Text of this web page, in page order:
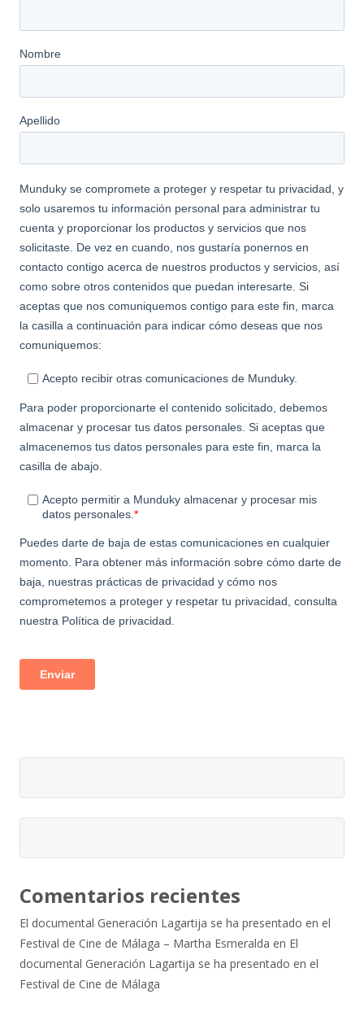
Comentarios recientes
El documental Generación Lagartija se ha presentado en el
Festival de Cine de Málaga – Martha Esmeralda en El
documental Generación Lagartija se ha presentado en el
Festival de Cine de Málaga